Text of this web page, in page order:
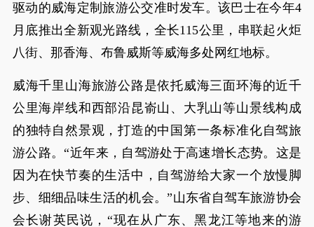
驱动的威海定制旅游公交准时发车。该巴士在今年4
月底推出全新观光路线，全长115公里，串联起火炬
八街、那香海、布鲁威斯等威海多处网红地标。
威海千里山海旅游公路是依托威海三面环海的近千
公里海岸线和西部沿昆嵛山、大乳山等山景线构成
的独特自然景观，打造的中国第一条标准化自驾旅
游公路。“近年来，自驾游处于高速增长态势。这是
因为在快节奏的生活中，自驾游给大家一个放慢脚
步、细细品味生活的机会。”山东省自驾车旅游协会
会长谢英民说，“现在从广东、黑龙江等地来的游